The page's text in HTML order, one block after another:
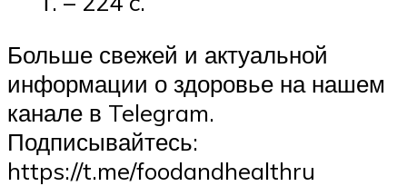
Больше свежей и актуальной
информации о здоровье на нашем
канале в Telegram.
Подписывайтесь:
https://t.me/foodandhealthru